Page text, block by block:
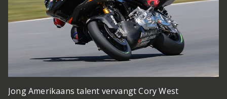
Jong Amerikaans talent vervangt Cory West